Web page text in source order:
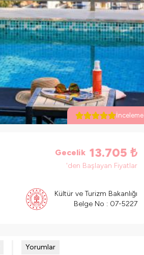
İnceleme
Gecelik 13.705 ₺
'den Başlayan Fiyatlar
Kültür ve Turizm Bakanlığı
Belge No : 07-5227
Yorumlar